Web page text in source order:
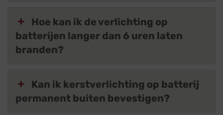
Hoe kan ik de verlichting op
batterijen langer dan 6 uren laten
branden?
Kan ik kerstverlichting op batterij
permanent buiten bevestigen?